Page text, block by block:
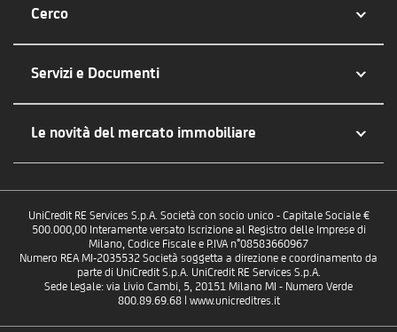
Cerco
Servizi e Documenti
Le novità del mercato immobiliare
UniCredit RE Services S.p.A. Società con socio unico - Capitale Sociale €
500.000,00 Interamente versato Iscrizione al Registro delle Imprese di
Milano, Codice Fiscale e P.IVA n°08583660967
Numero REA MI-2035532 Società soggetta a direzione e coordinamento da
parte di UniCredit S.p.A. UniCredit RE Services S.p.A.
Sede Legale: via Livio Cambi, 5, 20151 Milano MI - Numero Verde
800.89.69.68 | www.unicreditres.it